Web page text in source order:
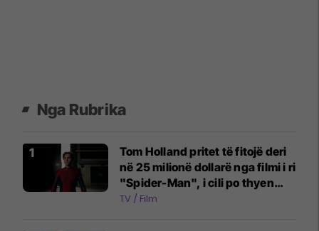
Nga Rubrika
Tom Holland pritet të fitojë deri
në 25 milionë dollarë nga filmi i ri
"Spider-Man", i cili po thyen
rekorde në kinema
TV / Film